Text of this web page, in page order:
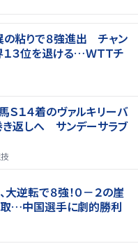
の粘りで８強進出 チャン
３位を退ける…ＷＴＴチ
Ｓ１４着のヴァルキリーバ
き返しへ サンデーサラブ
大逆転で８強！０－２の崖
取…中国選手に劇的勝利